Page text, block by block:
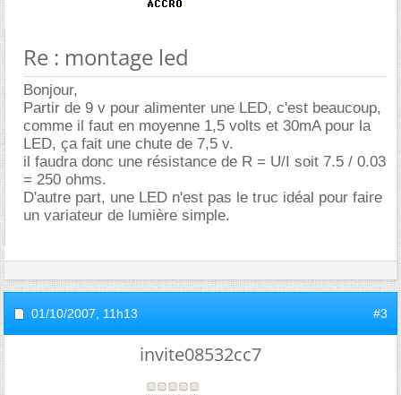
Re : montage led
Bonjour,
Partir de 9 v pour alimenter une LED, c'est beaucoup,
comme il faut en moyenne 1,5 volts et 30mA pour la
LED, ça fait une chute de 7,5 v.
il faudra donc une résistance de R = U/I soit 7.5 / 0.03
= 250 ohms.
D'autre part, une LED n'est pas le truc idéal pour faire
un variateur de lumière simple.
01/10/2007, 11h13 #3
invite08532cc7